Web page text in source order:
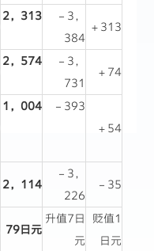
2，313
－3，
384
＋313
2，574
－3，
731
＋74
1，004
－393
＋54
2，114
－3，
226
－35
79日元
升值7日
元
贬值1
日元